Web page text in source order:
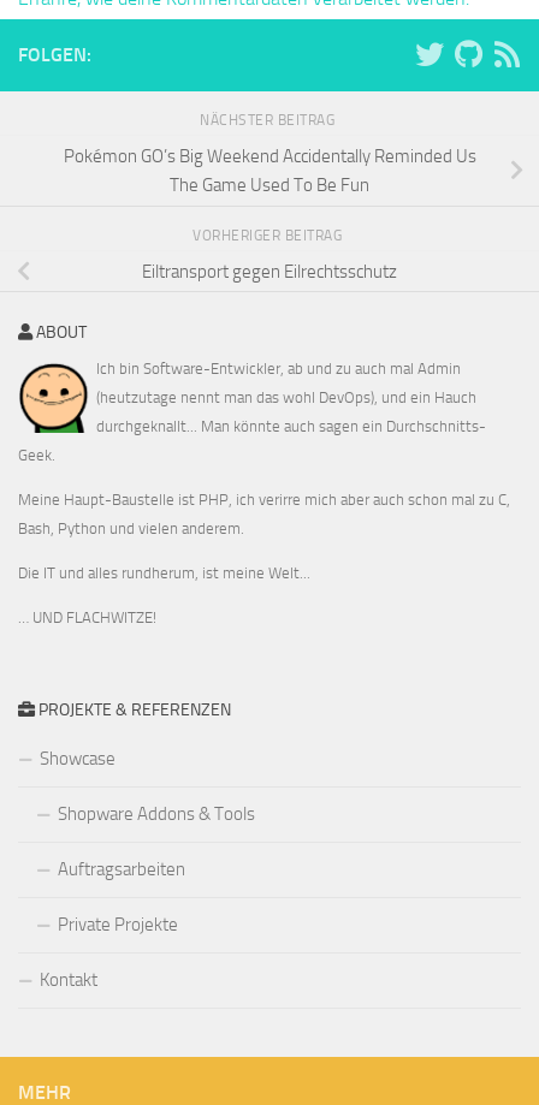
FOLGEN:
NÄCHSTER BEITRAG
Pokémon GO’s Big Weekend Accidentally Reminded Us
The Game Used To Be Fun
VORHERIGER BEITRAG
Eiltransport gegen Eilrechtsschutz
ABOUT
Ich bin Software-Entwickler, ab und zu auch mal Admin
(heutzutage nennt man das wohl DevOps), und ein Hauch
durchgeknallt... Man könnte auch sagen ein Durchschnitts-
Geek.
Meine Haupt-Baustelle ist PHP, ich verirre mich aber auch schon mal zu C,
Bash, Python und vielen anderem.
Die IT und alles rundherum, ist meine Welt...
… UND FLACHWITZE!
PROJEKTE & REFERENZEN
Showcase
Shopware Addons & Tools
Auftragsarbeiten
Private Projekte
Kontakt
MEHR